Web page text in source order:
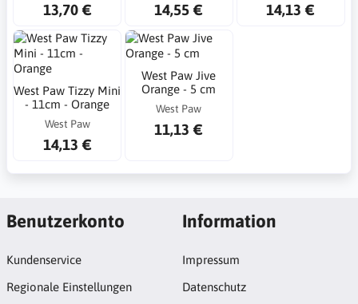
13,70 € 14,55 € 14,13 €
West Paw Tizzy Mini
- 11cm - Orange
West Paw
14,13 €
West Paw Jive
Orange - 5 cm
West Paw
11,13 €
Benutzerkonto
Kundenservice
Regionale Einstellungen
Information
Impressum
Datenschutz